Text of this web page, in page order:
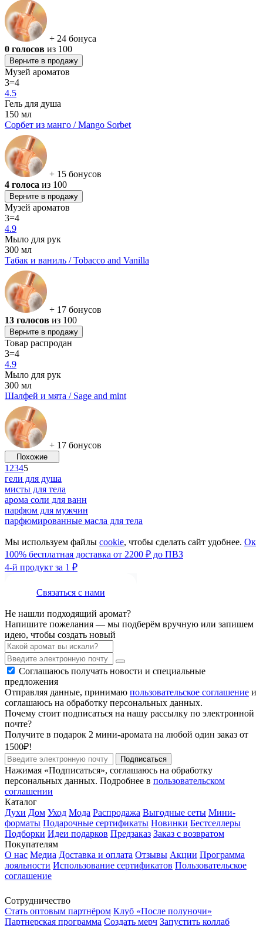
+ 24 бонуса
0 голосов из 100
Верните в продажу
Музей ароматов
3=4
4.5
Гель для душа
150 мл
Сорбет из манго / Mango Sorbet
+ 15 бонусов
4 голоса из 100
Верните в продажу
Музей ароматов
3=4
4.9
Мыло для рук
300 мл
Табак и ваниль / Tobacco and Vanilla
+ 17 бонусов
13 голосов из 100
Верните в продажу
Товар распродан
3=4
4.9
Мыло для рук
300 мл
Шалфей и мята / Sage and mint
+ 17 бонусов
Похожие
1 2345
гели для душа
мисты для тела
арома соли для ванн
парфюм для мужчин
парфюмированные масла для тела
Мы используем файлы cookie, чтобы сделать сайт удобнее. Ок
100% бесплатная доставка от 2200 ₽ до ПВЗ
4-й продукт за 1 ₽
Связаться с нами
Не нашли подходящий аромат?
Напишите пожелания — мы подберём вручную или запишем
идею, чтобы создать новый
Соглашаюсь получать новости и специальные
предложения
Отправляя данные, принимаю пользовательское соглашение и
соглашаюсь на обработку персональных данных.
Почему стоит подписаться на нашу рассылку по электронной
почте?
Получите в подарок 2 мини-аромата на любой один заказ от
1500₽!
Подписаться
Нажимая «Подписаться», соглашаюсь на обработку
персональных данных. Подробнее в пользовательском
соглашении
Каталог
Духи Дом Уход Мода Распродажа Выгодные сеты Мини-
форматы Подарочные сертификаты Новинки Бестселлеры
Подборки Идеи подарков Предзаказ Заказ с возвратом
Покупателям
О нас Медиа Доставка и оплата Отзывы Акции Программа
лояльности Использование сертификатов Пользовательское
соглашение
Сотрудничество
Стать оптовым партнёром Клуб «После полуночи»
Партнерская программа Создать мерч Запустить коллаб